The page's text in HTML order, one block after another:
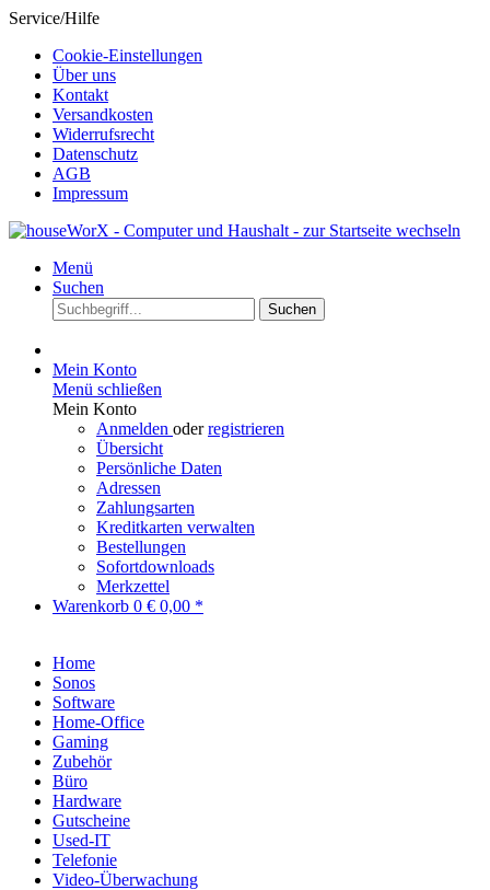
Service/Hilfe
Cookie-Einstellungen
Über uns
Kontakt
Versandkosten
Widerrufsrecht
Datenschutz
AGB
Impressum
Menü
Suchen
Suchen
Mein Konto
Menü schließen
Mein Konto
Anmelden oderregistrieren
Übersicht
Persönliche Daten
Adressen
Zahlungsarten
Kreditkarten verwalten
Bestellungen
Sofortdownloads
Merkzettel
Warenkorb 0 € 0,00 *
Home
Sonos
Software
Home-Office
Gaming
Zubehör
Büro
Hardware
Gutscheine
Used-IT
Telefonie
Video-Überwachung